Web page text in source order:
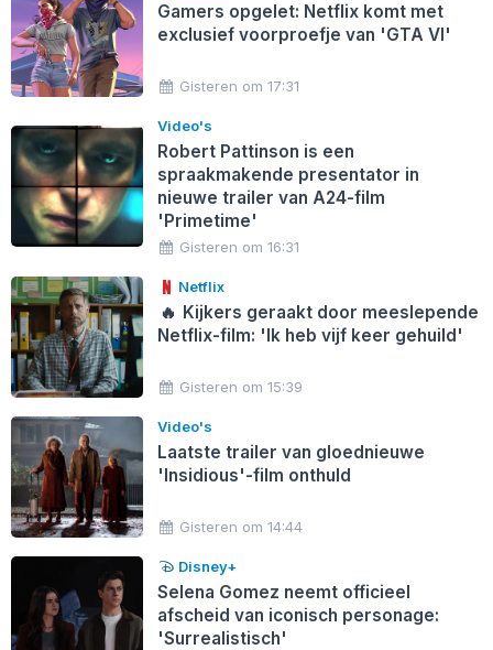
Gamers opgelet: Netflix komt met
exclusief voorproefje van 'GTA VI'
Gisteren om 17:31
Video's
Robert Pattinson is een
spraakmakende presentator in
nieuwe trailer van A24-film
'Primetime'
Gisteren om 16:31
Netflix
🔥 Kijkers geraakt door meeslepende
Netflix-film: 'Ik heb vijf keer gehuild'
Gisteren om 15:39
Video's
Laatste trailer van gloednieuwe
'Insidious'-film onthuld
Gisteren om 14:44
Disney+
Selena Gomez neemt officieel
afscheid van iconisch personage:
'Surrealistisch'